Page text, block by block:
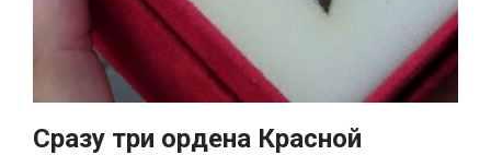
Сразу три ордена Красной